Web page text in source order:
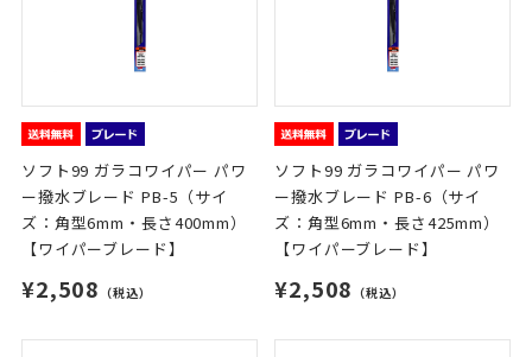
ソフト99 ガラコワイパー パワ
ー撥水ブレード PB-5（サイ
ズ：角型6mm・長さ400mm）
【ワイパーブレード】
¥2,508 （税込）
ソフト99 ガラコワイパー パワ
ー撥水ブレード PB-6（サイ
ズ：角型6mm・長さ425mm）
【ワイパーブレード】
¥2,508 （税込）